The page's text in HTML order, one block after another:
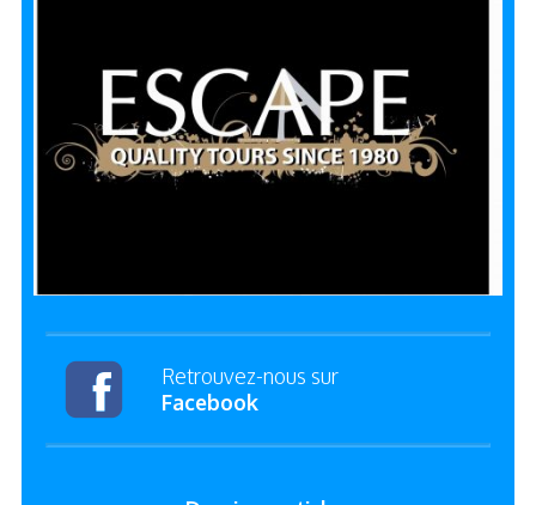
Retrouvez-nous sur
Facebook